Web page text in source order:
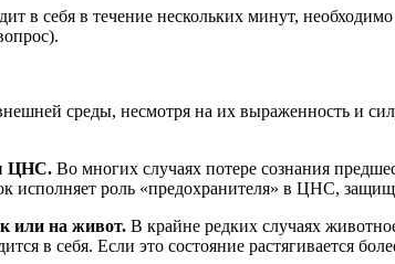
в себя в течение нескольких минут,
среды, несмотря на их выраженность и
ЦНС. Во многих случаях потере сознания
исполняет роль «предохранителя» в ЦНС,
или на живот. В крайне редких случаях
в себя. Если это состояние растягивается